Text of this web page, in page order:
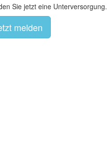
Sie jetzt eine Unterversorgung.
melden